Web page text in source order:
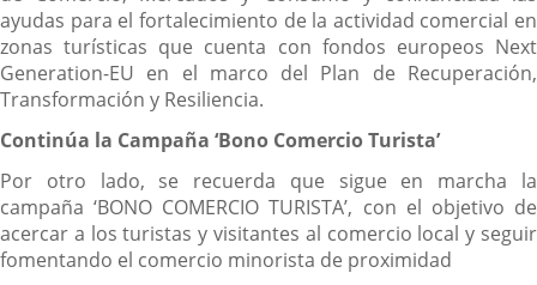
ayudas para el fortalecimiento de la actividad comercial en
zonas turísticas que cuenta con fondos europeos Next
Generation-EU en el marco del Plan de Recuperación,
Transformación y Resiliencia.
Continúa la Campaña ‘Bono Comercio Turista’
Por otro lado, se recuerda que sigue en marcha la
campaña ‘BONO COMERCIO TURISTA’, con el objetivo de
acercar a los turistas y visitantes al comercio local y seguir
fomentando el comercio minorista de proximidad